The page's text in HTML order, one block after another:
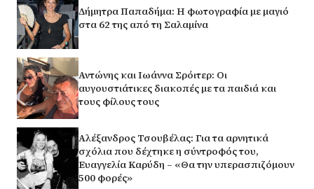
Δήμητρα Παπαδήμα: Η φωτογραφία με μαγιό
στα 62 της από τη Σαλαμίνα
Αντώνης και Ιωάννα Σρόιτερ: Οι
αυγουστιάτικες διακοπές με τα παιδιά και
τους φίλους τους
Αλέξανδρος Τσουβέλας: Για τα αρνητικά
σχόλια που δέχτηκε η σύντροφός του,
Ευαγγελία Καρύδη – «Θα την υπερασπιζόμουν
500 φορές»